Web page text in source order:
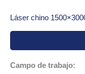
Láser chino
Campo de trabajo: